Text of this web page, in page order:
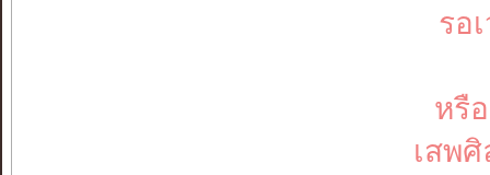
รอ
หรื
เสพ